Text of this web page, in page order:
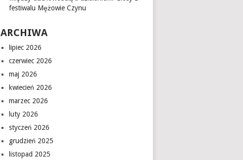
festiwalu Mężowie Czynu
ARCHIWA
lipiec 2026
czerwiec 2026
maj 2026
kwiecień 2026
marzec 2026
luty 2026
styczeń 2026
grudzień 2025
listopad 2025